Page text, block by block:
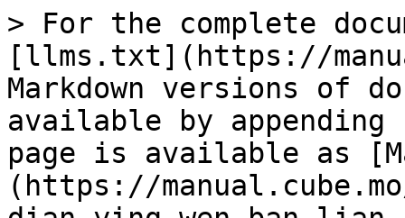
> For the complete
[llms.txt](https://
Markdown versions of
available by
page is available as
(https://